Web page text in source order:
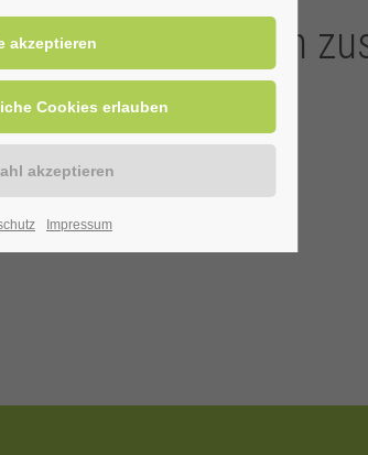
"Wir stehen
Impressum